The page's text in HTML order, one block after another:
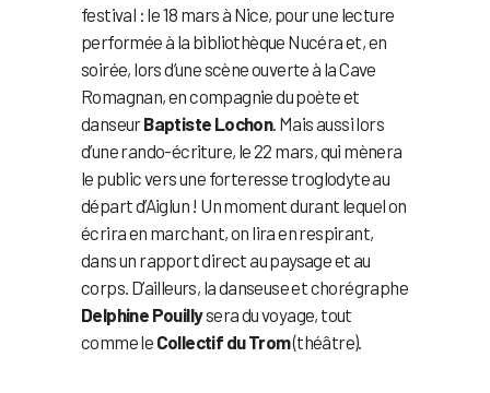
festival : le 18 mars à Nice, pour une lecture
performée à la bibliothèque Nucéra et, en
soirée, lors d’une scène ouverte à la Cave
Romagnan, en compagnie du poète et
danseurBaptiste Lochon. Mais aussi lors
d’une rando-écriture, le 22 mars, qui mènera
le public vers une forteresse troglodyte au
départ d’Aiglun ! Un moment durant lequel on
écrira en marchant, on lira en respirant,
dans un rapport direct au paysage et au
corps. D’ailleurs, la danseuse et chorégraphe
Delphine Pouillysera du voyage, tout
comme le Collectif du Trom(théâtre).